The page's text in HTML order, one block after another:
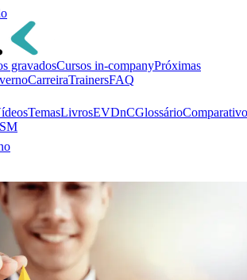
gravadosCursos in-companyPróximas
CarreiraTrainersFAQ
TemasLivrosEVDnCGlossário